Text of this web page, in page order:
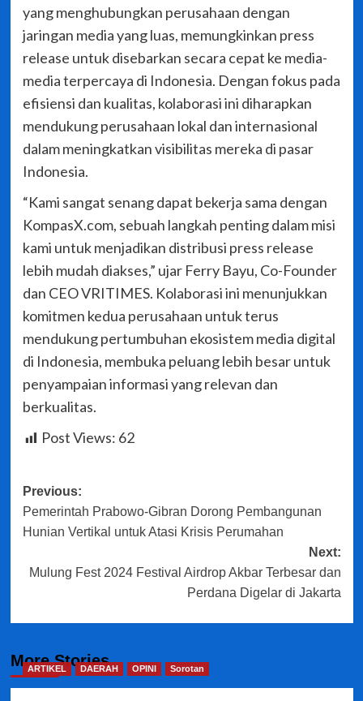
yang menghubungkan perusahaan dengan
jaringan media yang luas, memungkinkan press
release untuk disebarkan secara cepat ke media-
media terpercaya di Indonesia. Dengan fokus pada
efisiensi dan kualitas, kolaborasi ini diharapkan
mendukung perusahaan lokal dan internasional
dalam meningkatkan visibilitas mereka di pasar
Indonesia.
“Kami sangat senang dapat bekerja sama dengan
KompasX.com, sebuah langkah penting dalam misi
kami untuk menjadikan distribusi press release
lebih mudah diakses,” ujar Ferry Bayu, Co-Founder
dan CEO VRITIMES. Kolaborasi ini menunjukkan
komitmen kedua perusahaan untuk terus
mendukung pertumbuhan ekosistem media digital
di Indonesia, membuka peluang lebih besar untuk
penyampaian informasi yang relevan dan
berkualitas.
Post Views: 62
Post
navigation
Previous:
Pemerintah Prabowo-Gibran Dorong Pembangunan
Hunian Vertikal untuk Atasi Krisis Perumahan
Next:
Mulung Fest 2024 Festival Airdrop Akbar Terbesar dan
Perdana Digelar di Jakarta
More Stories
ARTIKEL DAERAH OPINI Sorotan